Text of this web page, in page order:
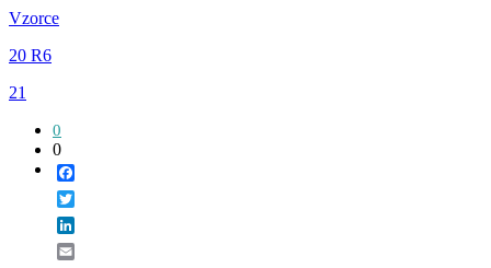
Vzorce
20 R6
21
0
0